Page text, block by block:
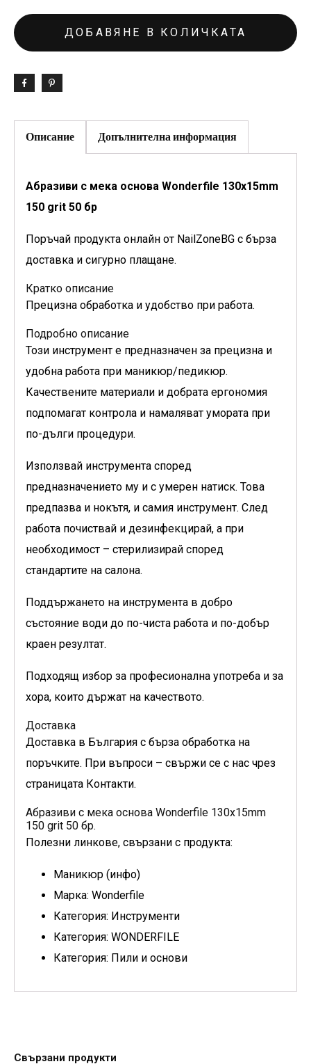
ДОБАВЯНЕ В КОЛИЧКАТА
Описание Допълнителна информация
Абразиви с мека основа Wonderfile 130x15mm
150 grit 50 бр
Поръчай продукта онлайн от NailZoneBG с бърза
доставка и сигурно плащане.
Кратко описание
Прецизна обработка и удобство при работа.
Подробно описание
Този инструмент е предназначен за прецизна и
удобна работа при маникюр/педикюр.
Качествените материали и добрата ергономия
подпомагат контрола и намаляват умората при
по-дълги процедури.
Използвай инструмента според
предназначението му и с умерен натиск. Това
предпазва и нокътя, и самия инструмент. След
работа почиствай и дезинфекцирай, а при
необходимост – стерилизирай според
стандартите на салона.
Поддържането на инструмента в добро
състояние води до по-чиста работа и по-добър
краен резултат.
Подходящ избор за професионална употреба и за
хора, които държат на качеството.
Доставка
Доставка в България с бърза обработка на
поръчките. При въпроси – свържи се с нас чрез
страницата Контакти.
Абразиви с мека основа Wonderfile 130x15mm
150 grit 50 бр.
Полезни линкове, свързани с продукта:
Маникюр (инфо)
Марка: Wonderfile
Категория: Инструменти
Категория: WONDERFILE
Категория: Пили и основи
Свързани продукти